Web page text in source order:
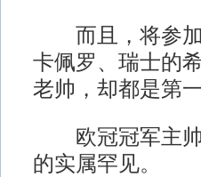
而且，将参加
卡佩罗、瑞士的
老帅，却都是第
欧冠冠军主帅
的实属罕见。